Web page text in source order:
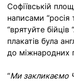
Софіївській
написами “росія
“врятуйте бійців
плакатів була
до міжнародних
“Ми закликаємо